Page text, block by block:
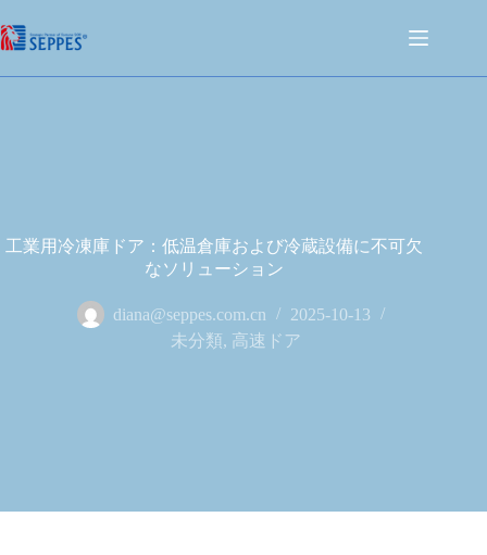
工業用冷凍庫ドア：低温倉庫および冷蔵設備に不可欠
なソリューション
diana@seppes.com.cn
2025-10-13
未分類, 高速ドア